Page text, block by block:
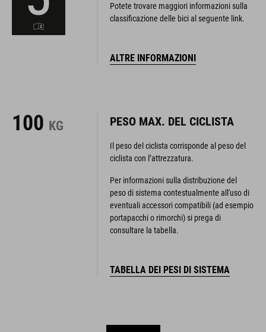
Potete trovare maggiori informazioni sulla
classificazione delle bici al seguente link.
ALTRE INFORMAZIONI
100 KG PESO MAX. DEL CICLISTA
Il peso del ciclista corrisponde al peso del
ciclista con l’attrezzatura.
Per informazioni sulla distribuzione del
peso di sistema contestualmente all'uso di
eventuali accessori compatibili (ad esempio
portapacchi o rimorchi) si prega di
consultare la tabella.
TABELLA DEI PESI DI SISTEMA